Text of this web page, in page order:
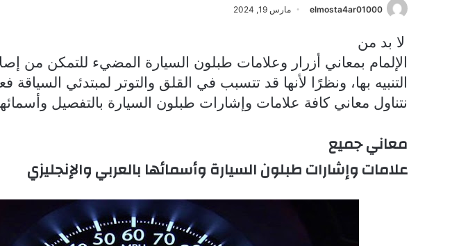
elmosta4ar01000 مارس 19, 2024
لا بد من
الإلمام بمعاني أزرار وعلامات طبلون السيارة المضيء للتمكن من
التنبيه بها، ونظرًا لأنها قد تتسبب في القلق والتوتر لمبتدئي السياقة
نتناول معاني كافة علامات وإشارات طبلون السيارة بالتفصيل
معاني جميع
علامات وإشارات طبلون السيارة وأسمائها بالعربي والإنجليزي